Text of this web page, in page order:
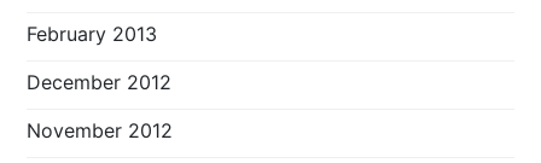
February 2013
December 2012
November 2012